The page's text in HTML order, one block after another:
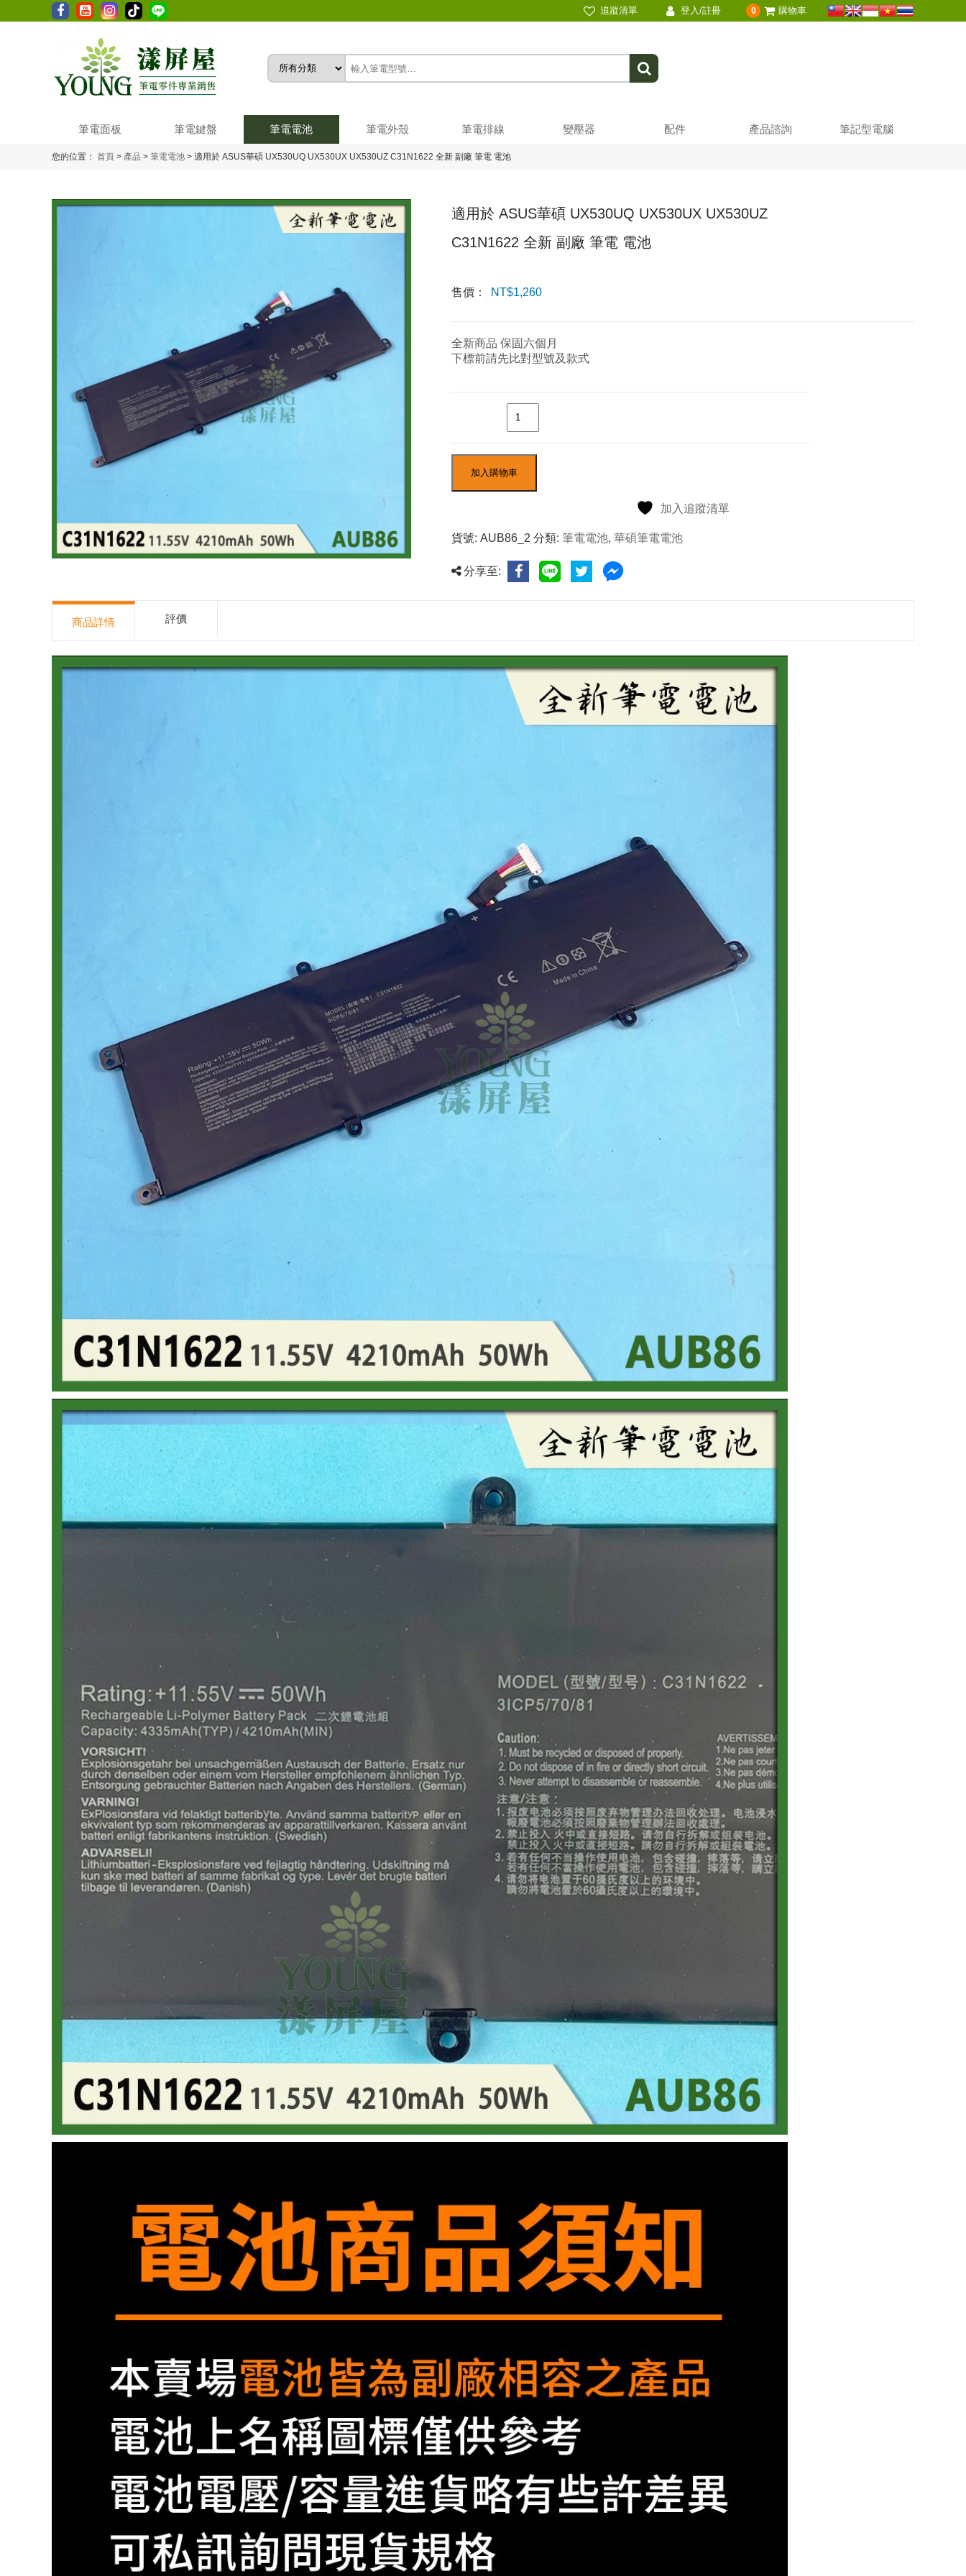
追蹤清單 登入/註冊 0 購物車
筆電面板 筆電鍵盤 筆電電池 筆電外殼 筆電排線 變壓器 配件 產品諮詢 筆記型電腦
您的位置： 首頁 > 產品 > 筆電電池 > 適用於 ASUS華碩 UX530UQ UX530UX UX530UZ C31N1622 全新 副廠 筆電 電池
適用於 ASUS華碩 UX530UQ UX530UX UX530UZ
C31N1622 全新 副廠 筆電 電池
售價： NT$1,260
全新商品 保固六個月
下標前請先比對型號及款式
加入購物車
加入追蹤清單
貨號:AUB86_2 分類:筆電電池,華碩筆電電池
分享至:
商品詳情 評價